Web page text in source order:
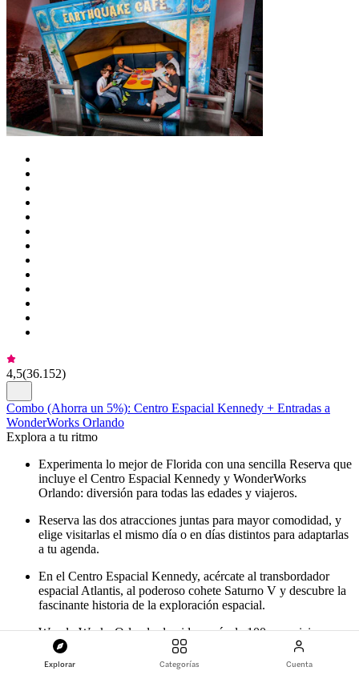
Explorar Categorías Cuenta
4,5(36.152)
Combo (Ahorra un 5%): Centro Espacial Kennedy + Entradas a
WonderWorks Orlando
Explora a tu ritmo
Experimenta lo mejor de Florida con una sencilla Reserva que
incluye el Centro Espacial Kennedy y WonderWorks
Orlando: diversión para todas las edades y viajeros.
Reserva las dos atracciones juntas para mayor comodidad, y
elige visitarlas el mismo día o en días distintos para adaptarlas
a tu agenda.
En el Centro Espacial Kennedy, acércate al transbordador
espacial Atlantis, al poderoso cohete Saturno V y descubre la
fascinante historia de la exploración espacial.
WonderWorks Orlando da vida a más de 100 exposiciones
prácticas, donde podrás desafiar a tu mente y divertirte con
experimentos científicos interactivos y emocionantes